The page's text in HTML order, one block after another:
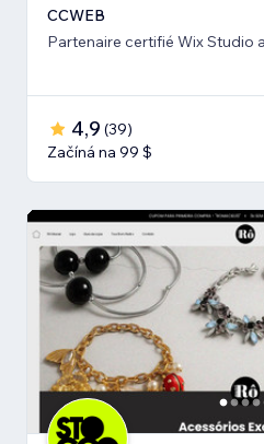
CCWEB
Partenaire certifié Wix Studio
4,9 (39)
Začíná na 99 $